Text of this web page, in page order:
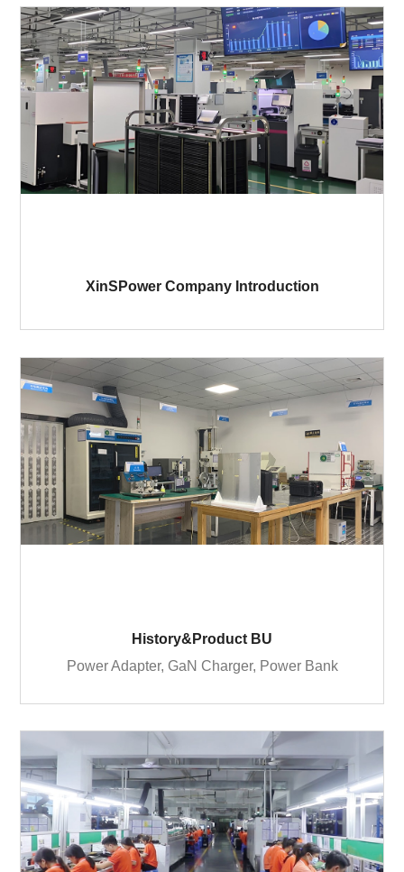
XinSPower Company Introduction
History&Product BU
Power Adapter, GaN Charger, Power Bank